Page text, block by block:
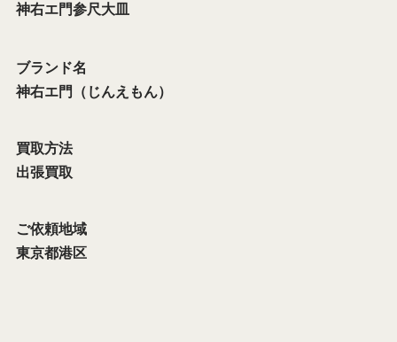
神右エ門参尺大皿
ブランド名
神右エ門（じんえもん）
買取方法
出張買取
ご依頼地域
東京都港区